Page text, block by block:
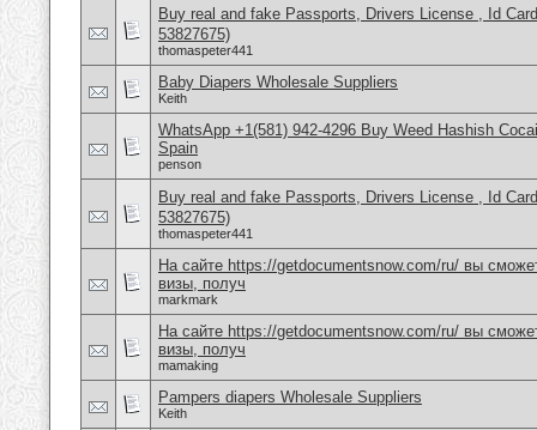
Buy real and fake Passports, Drivers License , Id
53827675)
thomaspeter441
Baby Diapers Wholesale Suppliers
Keith
WhatsApp +1(581) 942-4296 Buy Weed Hashish
Spain
penson
Buy real and fake Passports, Drivers License , Id
53827675)
thomaspeter441
На сайте https://getdocumentsnow.com/ru/ вы
визы, получ
markmark
На сайте https://getdocumentsnow.com/ru/ вы
визы, получ
mamaking
Pampers diapers Wholesale Suppliers
Keith